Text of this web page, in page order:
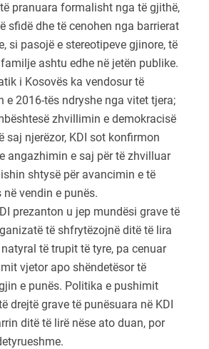
pranuara formalisht nga të gjithë,
sfidë dhe të cenohen nga barrierat
si pasojë e stereotipeve gjinore, të
ashtu edhe në jetën publike.
i Kosovës ka vendosur të
e 2016-tës ndryshe nga vitet tjera;
zhvillimin e demokracisë
saj njerëzor, KDI sot konfirmon
angazhimin e saj për të zhvilluar
shtysë për avancimin e të
vendin e punës.
prezanton u jep mundësi grave të
të shfrytëzojnë ditë të lira
të trupit të tyre, pa cenuar
vjetor apo shëndetësor të
e punës. Politika e pushimit
drejtë grave të punësuara në KDI
ditë të lirë nëse ato duan, por